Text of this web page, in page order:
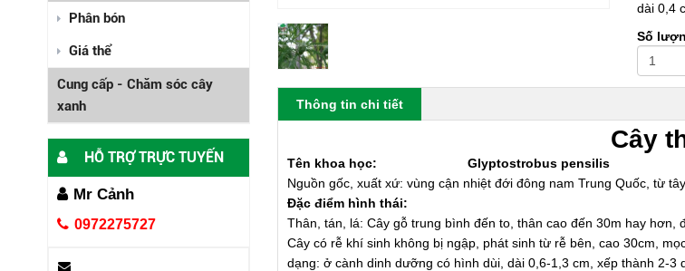
Phân bón
Giá thể
Cung cấp - Chăm sóc cây
xanh
HỖ TRỢ TRỰC TUYẾN
Mr Cảnh
0972275727
dài 0,4
Số
Thông tin chi tiết
Cây
Tên khoa học:
Glyptostrobus pensilis
Nguồn gốc, xuất xứ: vùng cận nhiệt đới đông nam Trung Quốc, từ
Đặc điểm hình thái:
Thân, tán, lá: Cây gỗ trung bình đến to, thân cao đến 30m hay
Cây có rễ khí sinh không bị ngập, phát sinh từ rễ bên, cao 30cm,
dạng: ở cành dinh dưỡng có hình dùi, dài 0,6-1,3 cm, xếp thành 2-